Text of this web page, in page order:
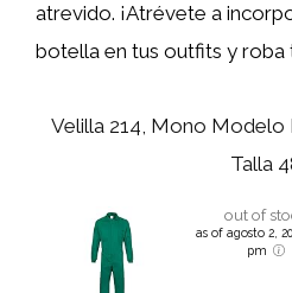
atrevido. ¡Atrévete a
botella en tus outfits y roba
Velilla 214, Mono Modelo
Talla
out of
as of agosto 2,
pm